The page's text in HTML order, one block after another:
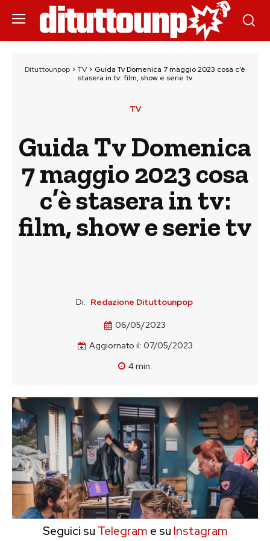
Dituttounpop > TV > Guida Tv Domenica 7 maggio 2023 cosa c’è
stasera in tv: film, show e serie tv
TV
Guida Tv Domenica
7 maggio 2023 cosa
c’è stasera in tv:
film, show e serie tv
Di: Redazione Dituttounpop
06/05/2023
Aggiornato il: 07/05/2023
4min.
Seguici su Telegram e su Instagram